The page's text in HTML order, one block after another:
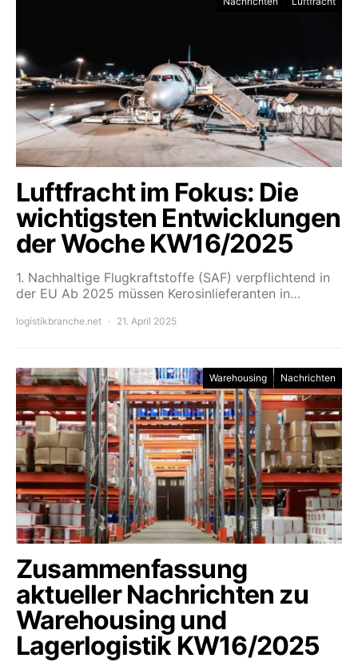
Luftfracht im Fokus: Die
wichtigsten Entwicklungen
der Woche KW16/2025
1. Nachhaltige Flugkraftstoffe (SAF) verpflichtend in
der EU Ab 2025 müssen Kerosinlieferanten in…
logistikbranche.net 21. April 2025
Warehousing Nachrichten
Zusammenfassung
aktueller Nachrichten zu
Warehousing und
Lagerlogistik KW16/2025